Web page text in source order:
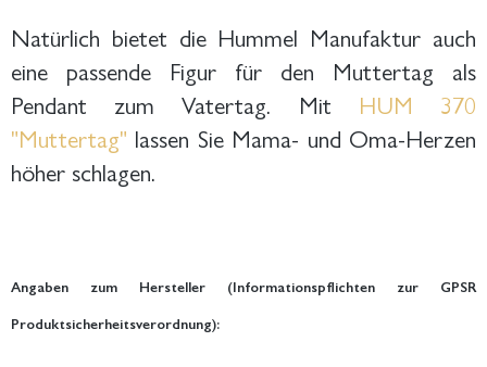
Natürlich bietet die Hummel Manufaktur auch
eine passende Figur für den Muttertag als
Pendant zum Vatertag. Mit HUM 370
"Muttertag" lassen Sie Mama- und Oma-Herzen
höher schlagen.
Angaben zum Hersteller (Informationspflichten zur GPSR
Produktsicherheitsverordnung):